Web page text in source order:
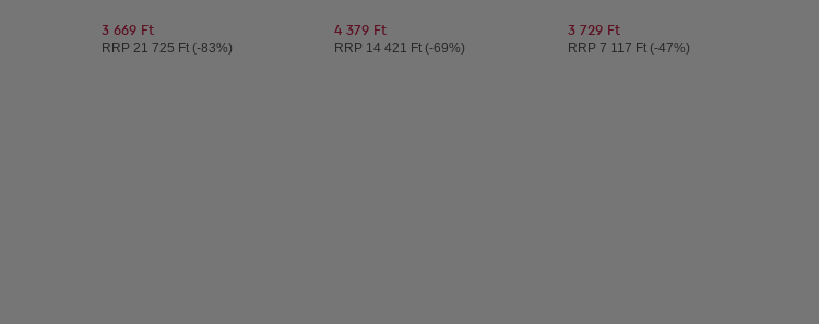
3 669 Ft
Ajánlott ár:
RRP 21 725 Ft (-83%)
4 379 Ft
Ajánlott ár:
RRP 14 421 Ft (-69%)
3 729 Ft
Ajánlott ár:
RRP 7 117 Ft (-47%)